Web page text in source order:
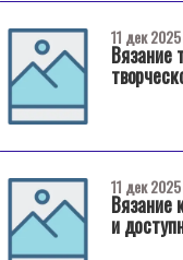
Вязание
11 дек 2025
Вязание
и
11 дек 2025